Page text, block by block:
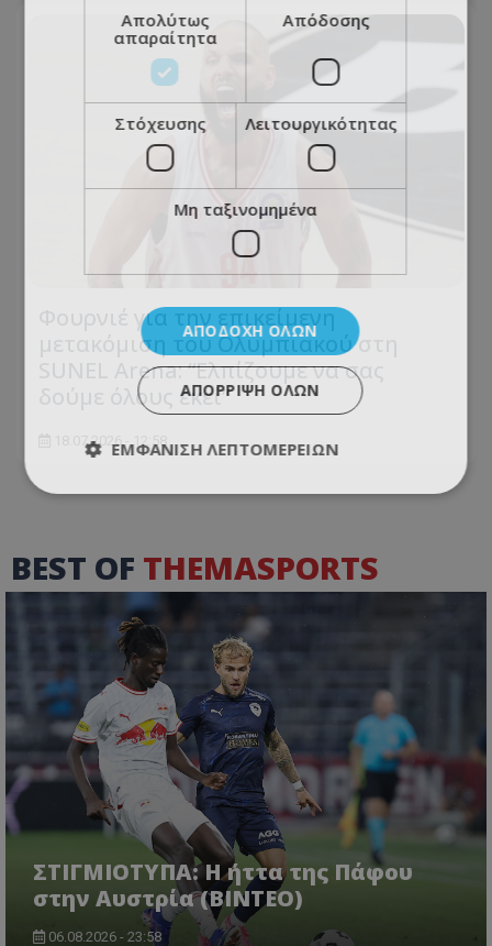
Φουρνιέ για την επικείμενη
μετακόμιση του Ολυμπιακού στη
SUNEL Arena: “Ελπίζουμε να σας
δούμε όλους εκεί”
18.07.2026 - 12:58
BEST OF THEMASPORTS
ΣΤΙΓΜΙΟΤΥΠΑ: Η ήττα της Πάφου
στην Αυστρία (ΒΙΝΤΕΟ)
06.08.2026 - 23:58
Απολύτως
απαραίτητα
Απόδοσης
Στόχευσης Λειτουργικότητας
Μη ταξινομημένα
ΑΠΟΔΟΧΉ ΌΛΩΝ
ΑΠΌΡΡΙΨΗ ΌΛΩΝ
ΕΜΦΆΝΙΣΗ ΛΕΠΤΟΜΕΡΕΙΏΝ